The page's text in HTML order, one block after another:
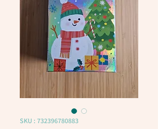
SKU : 732396780883